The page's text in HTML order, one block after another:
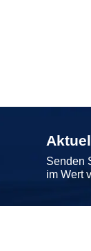
Senden
im Wert